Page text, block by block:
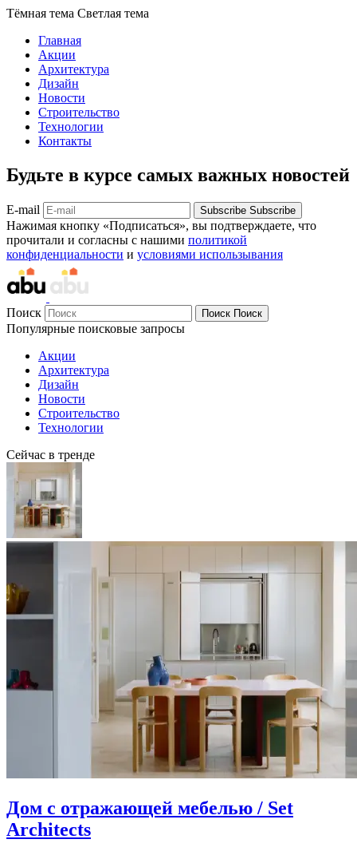
Тёмная тема Светлая тема
Главная
Акции
Архитектура
Дизайн
Новости
Строительство
Технологии
Контакты
Будьте в курсе самых важных новостей
E-mail Subscribe Subscribe
Нажимая кнопку «Подписаться», вы подтверждаете, что
прочитали и согласны с нашими политикой
конфиденциальности и условиями использывания
Поиск Поиск Поиск
Популярные поисковые запросы
Акции
Архитектура
Дизайн
Новости
Строительство
Технологии
Сейчас в тренде
Дом с отражающей мебелью / Set
Architects